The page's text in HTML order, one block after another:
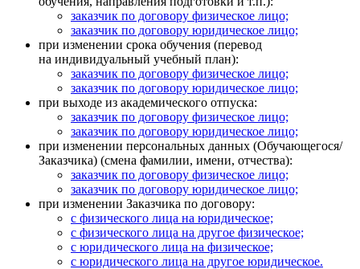
заказчик по договору физическое лицо;
заказчик по договору юридическое лицо;
при изменении срока обучения (перевод
на индивидуальный учебный план):
заказчик по договору физическое лицо;
заказчик по договору юридическое лицо;
при выходе из академического отпуска:
заказчик по договору физическое лицо;
заказчик по договору юридическое лицо;
при изменении персональных данных (Обучающегося/
Заказчика) (смена фамилии, имени, отчества):
заказчик по договору физическое лицо;
заказчик по договору юридическое лицо;
при изменении Заказчика по договору:
с физического лица на юридическое;
с физического лица на другое физическое;
с юридического лица на физическое;
с юридического лица на другое юридическое.